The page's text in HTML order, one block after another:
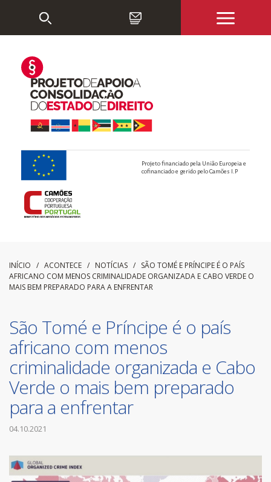
Projeto financiado pela União Europeia e
cofinanciado e gerido pelo Camões I.P
INÍCIO / ACONTECE / NOTÍCIAS / SÃO TOMÉ E PRÍNCIPE É O PAÍS
AFRICANO COM MENOS CRIMINALIDADE ORGANIZADA E CABO VERDE O
MAIS BEM PREPARADO PARA A ENFRENTAR
São Tomé e Príncipe é o país
africano com menos
criminalidade organizada e Cabo
Verde o mais bem preparado
para a enfrentar
04.10.2021